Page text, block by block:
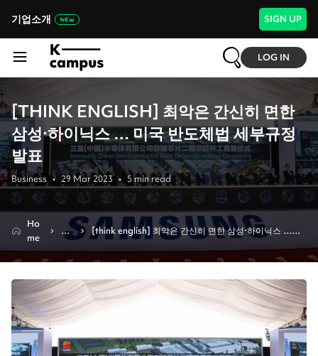
기업소개 SIGN UP
LOG IN
[THINK ENGLISH] 최악은 간신히 면한
삼성·하이닉스 … 미국 반도체법 세부규정
발표
Business • 29 Mar 2023 • 5min read
Ho
me
Ne
[think english] 최악은 간신히 면한 삼성·하이닉스 …